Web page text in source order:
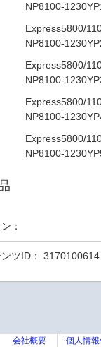
NP8100-
Express5800/
NP8100-
Express5800/
NP8100-
Express5800/
NP8100-
Express5800/
NP8100-
：
ンツID： 3170100614
会社概要 個人情